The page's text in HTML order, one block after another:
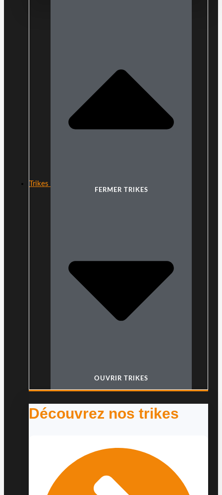
Trikes
FERMER TRIKES
OUVRIR TRIKES
Découvrez nos trikes